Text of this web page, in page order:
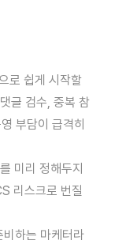
로 쉽게 시작할
글 검수, 중복 참
부담이 급격히
미리 정해두지
리스크로 번질
하는 마케터라